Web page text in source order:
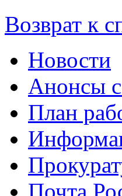
Возврат к
Новости
Анонсы
План
Почта